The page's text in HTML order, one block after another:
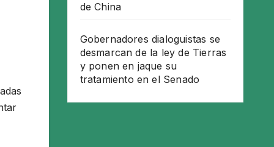
de China
Gobernadores dialoguistas se
desmarcan de la ley de Tierras
y ponen en jaque su
tratamiento en el Senado